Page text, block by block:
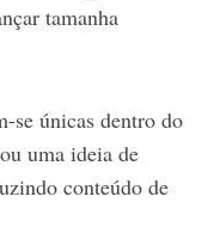
tamanha
se únicas dentro do
uma ideia de
conteúdo de